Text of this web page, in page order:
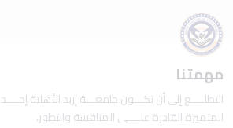
مهمتنا
التطلــــع إلى أن تكـــون جامعـــة إربد الأهلية
المتميزة القادرة علــــى المنافسة والتطور.